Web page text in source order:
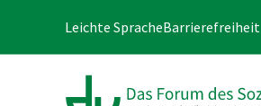
Leichte SpracheBarrierefreiheit